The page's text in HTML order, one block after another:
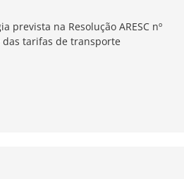
prevista na Resolução ARESC nº
tarifas de transporte